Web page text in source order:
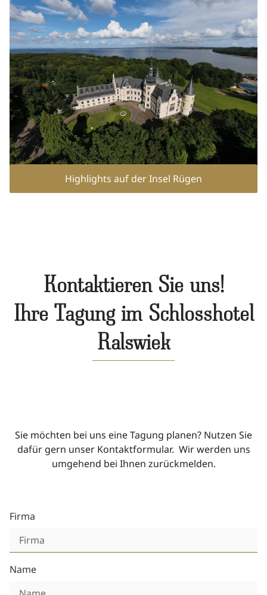
Kultur erleben
Natur entdecken
Gutscheine
Highlights auf der Insel Rügen
Kontaktieren Sie uns!
Ihre Tagung im Schlosshotel
Ralswiek
Sie möchten bei uns eine Tagung planen? Nutzen Sie
dafür gern unser Kontaktformular. Wir werden uns
umgehend bei Ihnen zurückmelden.
Firma
Name